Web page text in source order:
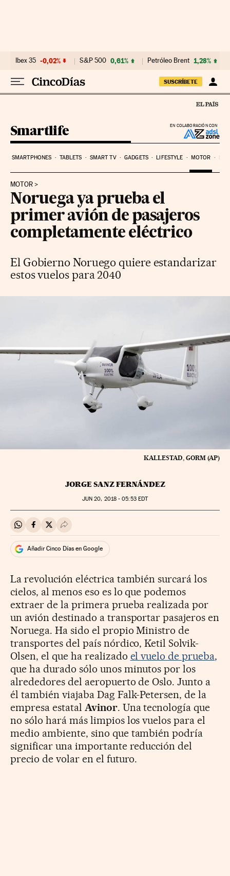
Ibex 35 -0,02% S&P 500 0,61% Petróleo Brent 1,28%
SUSCRÍBETE
EN COLABORACIÓN CON
Smartlife
SMARTPHONES TABLETS SMART TV GADGETS LIFESTYLE MOTOR
MOTOR
Noruega ya prueba el
primer avión de pasajeros
completamente eléctrico
El Gobierno Noruego quiere estandarizar
estos vuelos para 2040
KALLESTAD, GORM (AP)
JORGE SANZ FERNÁNDEZ
JUN 20, 2018 - 05:53EDT
Compartir en Whatsapp
Compartir en Facebook
Compartir en Twitter
Desplegar Redes Sociales
Añadir Cinco Días en Google
La revolución eléctrica también surcará los
cielos, al menos eso es lo que podemos
extraer de la primera prueba realizada por
un avión destinado a transportar pasajeros en
Noruega. Ha sido el propio Ministro de
transportes del país nórdico, Ketil Solvik-
Olsen, el que ha realizado el vuelo de prueba,
que ha durado sólo unos minutos por los
alrededores del aeropuerto de Oslo. Junto a
él también viajaba Dag Falk-Petersen, de la
empresa estatal Avinor. Una tecnología que
no sólo hará más limpios los vuelos para el
medio ambiente, sino que también podría
significar una importante reducción del
precio de volar en el futuro.